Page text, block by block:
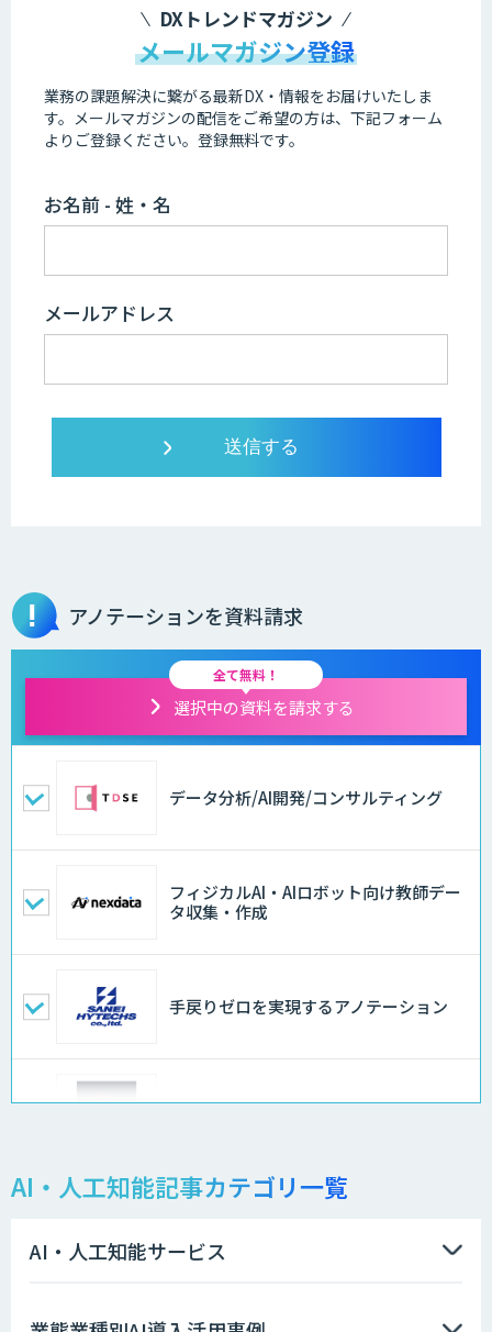
DXトレンドマガジン
メールマガジン登録
業務の課題解決に繋がる最新DX・情報をお届けいたしま
す。 メールマガジンの配信をご希望の方は、下記フォーム
よりご登録ください。登録無料です。
お名前 - 姓・名
メールアドレス
アノテーションを資料請求
全て無料！
選択中の資料を請求する
データ分析/AI開発/コンサルティング
フィジカルAI・AIロボット向け教師デー
タ収集・作成
手戻りゼロを実現するアノテーション
RAGデータ作成ツール
ローカル対応文書管理AIシステム
LLM向け学習データサービス
AI・人工知能記事カテゴリ一覧
AI・人工知能サービス